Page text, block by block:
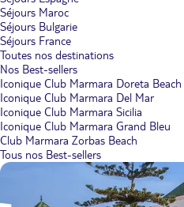
Séjours Maroc
Séjours Bulgarie
Séjours France
Toutes nos destinations
Nos Best-sellers
Iconique Club Marmara Doreta Beach
Iconique Club Marmara Del Mar
Iconique Club Marmara Sicilia
Iconique Club Marmara Grand Bleu
Club Marmara Zorbas Beach
Tous nos Best-sellers